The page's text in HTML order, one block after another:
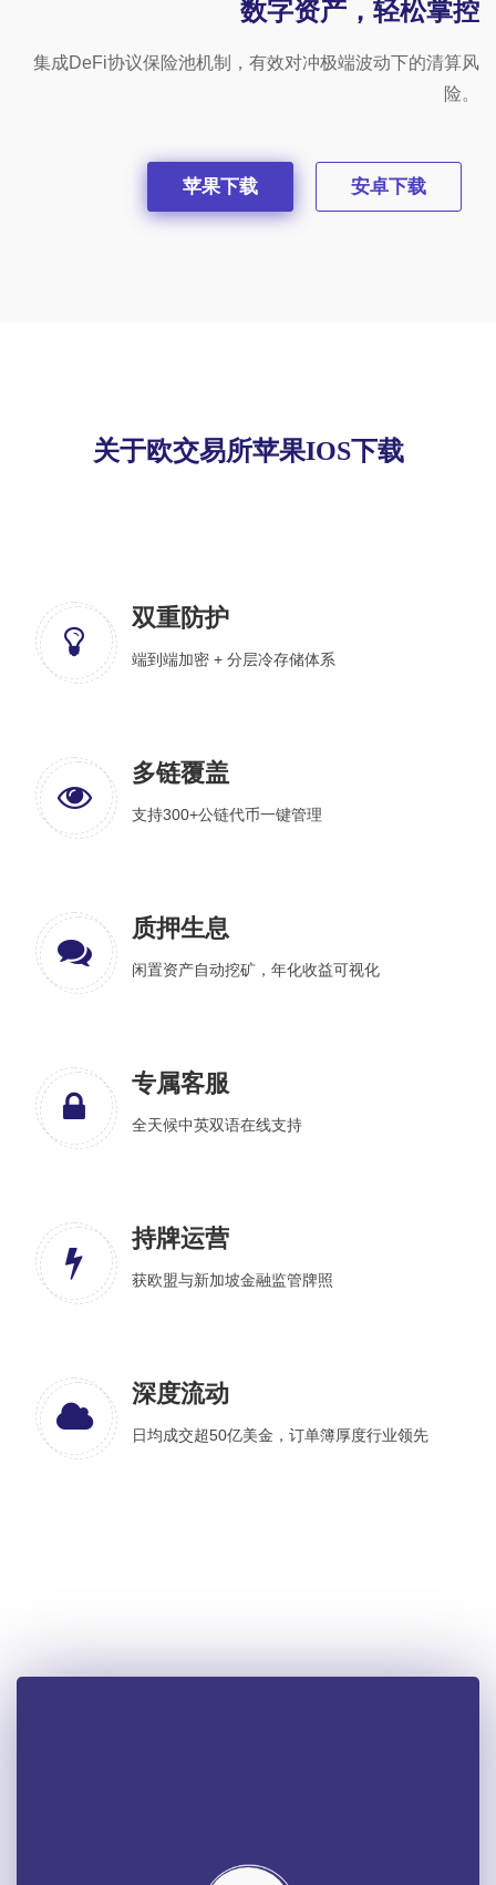
数字资产，轻松掌控
集成DeFi协议保险池机制，有效对冲极端波动下的清算风
险。
苹果下载 安卓下载
关于欧交易所苹果IOS下载
双重防护
端到端加密 + 分层冷存储体系
多链覆盖
支持300+公链代币一键管理
质押生息
闲置资产自动挖矿，年化收益可视化
专属客服
全天候中英双语在线支持
持牌运营
获欧盟与新加坡金融监管牌照
深度流动
日均成交超50亿美金，订单簿厚度行业领先